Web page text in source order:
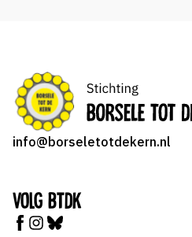
info@borseletotdekern.nl
Volg BTDK